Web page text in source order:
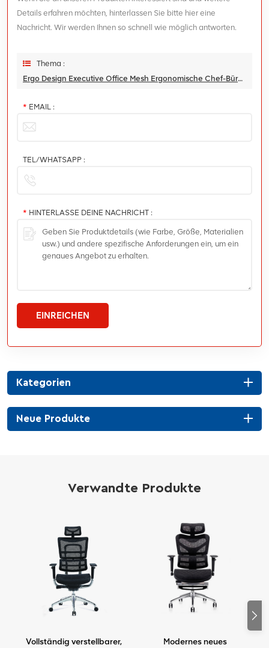
Details erfahren möchten, hinterlassen Sie bitte hier eine
Nachricht. Wir werden Ihnen so schnell wie möglich antworten.
Thema :
Ergo Design Executive Office Mesh Ergonomische Chef-Bürostühle
* EMAIL :
TEL/WHATSAPP :
* HINTERLASSE DEINE NACHRICHT :
EINREICHEN
Kategorien
Neue Produkte
Verwandte Produkte
Modernes neues
Luxuriöser, weißer,